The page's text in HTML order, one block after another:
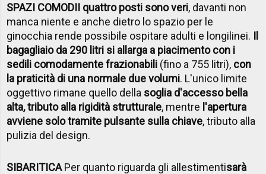
SPAZI COMODII quattro posti sono veri, davanti non
manca niente e anche dietro lo spazio per le
ginocchia rende possibile ospitare adulti e longilinei. Il
bagagliaio da 290 litri si allarga a piacimento con i
sedili comodamente frazionabili (fino a 755 litri), con
la praticità di una normale due volumi. L'unico limite
oggettivo rimane quello della soglia d'accesso bella
alta, tributo alla rigidità strutturale, mentre l'apertura
avviene solo tramite pulsante sulla chiave, tributo alla
pulizia del design.
SIBARITICAPer quanto riguarda gli allestimentisarà